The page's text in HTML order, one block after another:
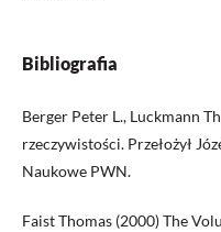
Bibliografia
Berger Peter L., Luckmann
rzeczywistości. Przełożył
Naukowe PWN.
Faist Thomas (2000) The